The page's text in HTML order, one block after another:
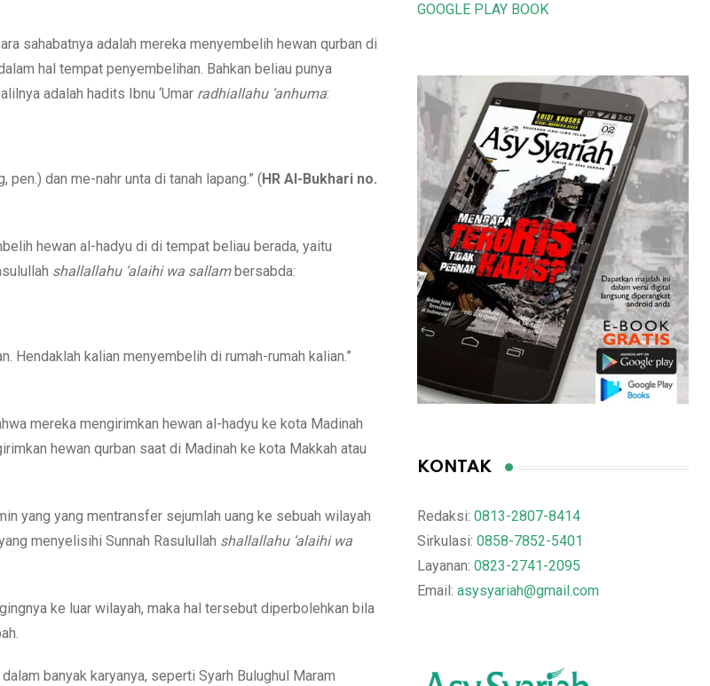
sahabatnya adalah mereka menyembelih hewan qurban di
hal tempat penyembelihan. Bahkan beliau punya
adalah hadits Ibnu ‘Umar radhiallahu ‘anhuma:
dan me-nahr unta di tanah lapang.” ( HR Al-Bukhari no.
hewan al-hadyu di di tempat beliau berada, yaitu
shallallahu ‘alaihi wa sallambersabda:
Hendaklah kalian menyembelih di rumah-rumah kalian.”
mereka mengirimkan hewan al-hadyu ke kota Madinah
hewan qurban saat di Madinah ke kota Makkah atau
yang yang mentransfer sejumlah uang ke sebuah wilayah
menyelisihi Sunnah Rasulullah shallallahu ‘alaihi wa
ke luar wilayah, maka hal tersebut diperbolehkan bila
banyak karyanya, seperti Syarh Bulughul Maram
GOOGLE PLAY BOOK
KONTAK
Redaksi: 0813-2807-8414
Sirkulasi: 0858-7852-5401
Layanan: 0823-2741-2095
Email: asysyariah@gmail.com